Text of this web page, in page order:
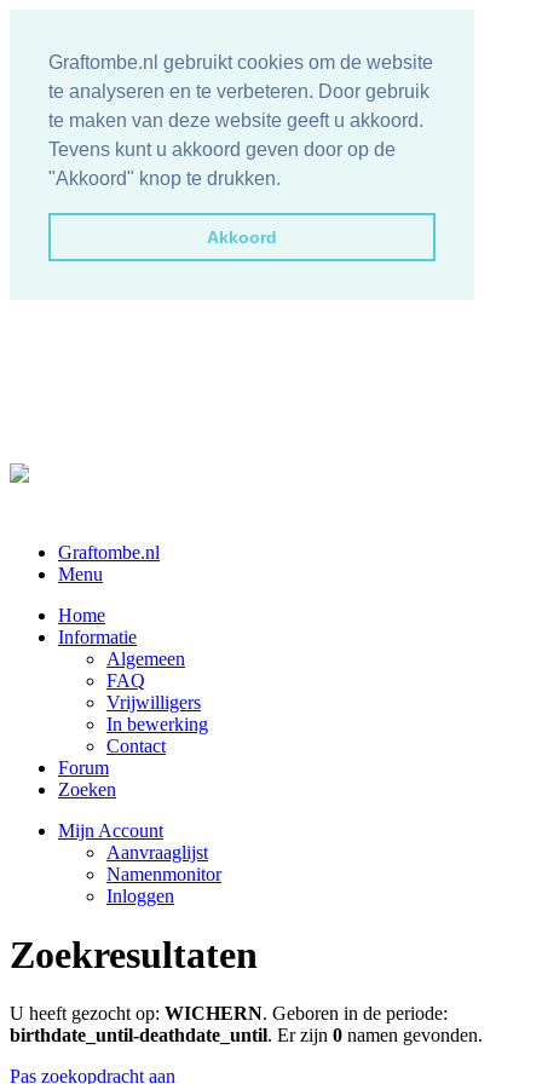
Graftombe.nl gebruikt cookies om de website
te analyseren en te verbeteren. Door gebruik
te maken van deze website geeft u akkoord.
Tevens kunt u akkoord geven door op de
"Akkoord" knop te drukken.
Akkoord
Graftombe.nl
Menu
Home
Informatie
Algemeen
FAQ
Vrijwilligers
In bewerking
Contact
Forum
Zoeken
Mijn Account
Aanvraaglijst
Namenmonitor
Inloggen
Zoekresultaten
U heeft gezocht op: WICHERN. Geboren in de periode:
birthdate_until-deathdate_until. Er zijn 0 namen gevonden.
Pas zoekopdracht aan